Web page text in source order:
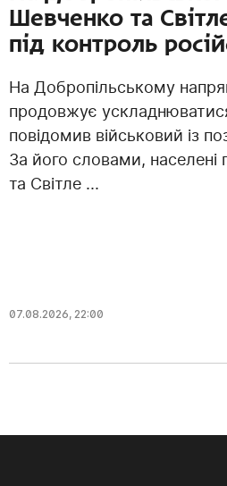
Шевченко та
під контроль
На Добропільському
продовжує
повідомив військовий із
За його словами,
та Світле ...
07.08.2026, 22:00